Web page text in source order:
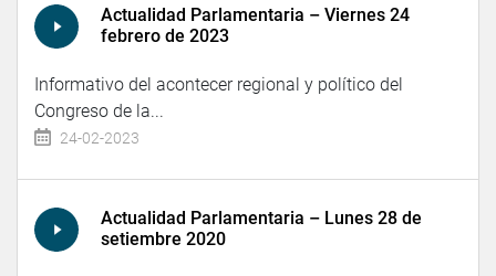
Actualidad Parlamentaria – Viernes 24
febrero de 2023
Informativo del acontecer regional y político del
Congreso de la...
24-02-2023
Actualidad Parlamentaria – Lunes 28 de
setiembre 2020